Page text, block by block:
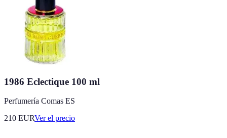
1986 Eclectique 100 ml
Perfumería Comas ES
210 EURVer el precio